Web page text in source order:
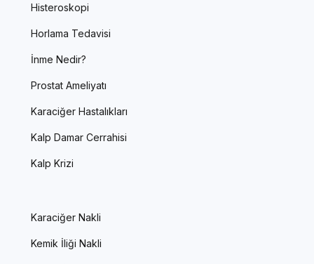
Histeroskopi
Horlama Tedavisi
İnme Nedir?
Prostat Ameliyatı
Karaciğer Hastalıkları
Kalp Damar Cerrahisi
Kalp Krizi
Karaciğer Nakli
Kemik İliği Nakli